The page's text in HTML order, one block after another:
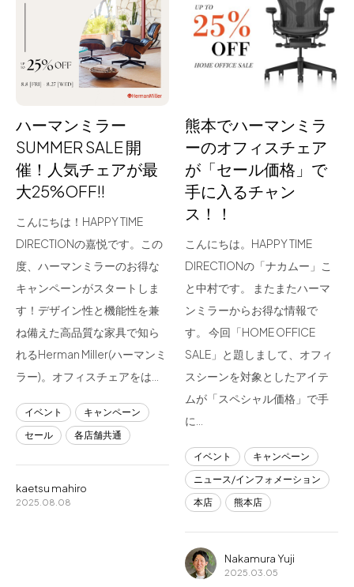
for Business
Recruit
フラッグシップストア
0965-52-0323
熊本店
096-274-8175
Arv
0965-45-9282
ハーマンミラー
SUMMER SALE 開
催！人気チェアが最
大25%OFF!!
こんにちは！HAPPY TIME
DIRECTIONの嘉悦です。この
度、ハーマンミラーのお得な
キャンペーンがスタートしま
す！デザイン性と機能性を兼
ね備えた高品質な家具で知ら
れるHerman Miller(ハーマンミ
ラー)。オフィスチェアをは…
イベント
キャンペーン
セール
各店舗共通
kaetsu mahiro
2025.08.08
熊本でハーマンミラ
ーのオフィスチェア
が「セール価格」で
手に入るチャン
ス！！
こんにちは。HAPPY TIME
DIRECTIONの「ナカムー」こ
と中村です。 またまたハーマ
ンミラーからお得な情報で
す。 今回「HOME OFFICE
SALE」と題しまして、オフィ
スシーンを対象としたアイテ
ムが「スペシャル価格」で手
に…
イベント
キャンペーン
ニュース/インフォメーション
本店
熊本店
Nakamura Yuji
2025.03.05